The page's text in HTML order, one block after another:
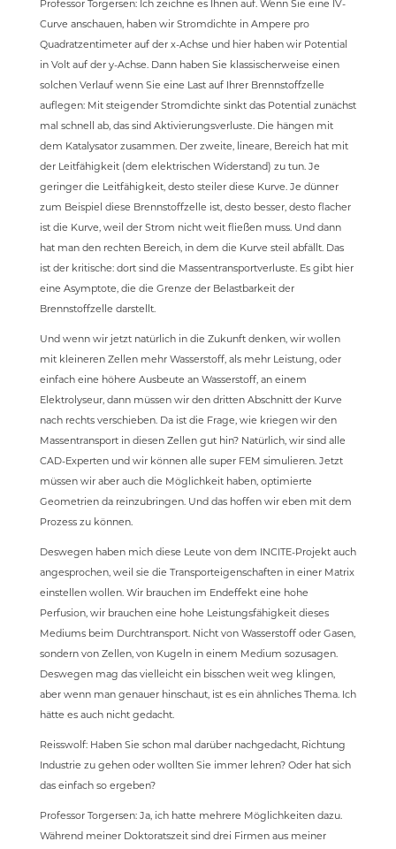
Professor Torgersen: Ich zeichne es Ihnen auf. Wenn Sie eine IV-
Curve anschauen, haben wir Stromdichte in Ampere pro
Quadratzentimeter auf der x-Achse und hier haben wir Potential
in Volt auf der y-Achse. Dann haben Sie klassischerweise einen
solchen Verlauf wenn Sie eine Last auf Ihrer Brennstoffzelle
auflegen: Mit steigender Stromdichte sinkt das Potential zunächst
mal schnell ab, das sind Aktivierungsverluste. Die hängen mit
dem Katalysator zusammen. Der zweite, lineare, Bereich hat mit
der Leitfähigkeit (dem elektrischen Widerstand) zu tun. Je
geringer die Leitfähigkeit, desto steiler diese Kurve. Je dünner
zum Beispiel diese Brennstoffzelle ist, desto besser, desto flacher
ist die Kurve, weil der Strom nicht weit fließen muss. Und dann
hat man den rechten Bereich, in dem die Kurve steil abfällt. Das
ist der kritische: dort sind die Massentransportverluste. Es gibt hier
eine Asymptote, die die Grenze der Belastbarkeit der
Brennstoffzelle darstellt.
Und wenn wir jetzt natürlich in die Zukunft denken, wir wollen
mit kleineren Zellen mehr Wasserstoff, als mehr Leistung, oder
einfach eine höhere Ausbeute an Wasserstoff, an einem
Elektrolyseur, dann müssen wir den dritten Abschnitt der Kurve
nach rechts verschieben. Da ist die Frage, wie kriegen wir den
Massentransport in diesen Zellen gut hin? Natürlich, wir sind alle
CAD-Experten und wir können alle super FEM simulieren. Jetzt
müssen wir aber auch die Möglichkeit haben, optimierte
Geometrien da reinzubringen. Und das hoffen wir eben mit dem
Prozess zu können.
Deswegen haben mich diese Leute von dem INCITE-Projekt auch
angesprochen, weil sie die Transporteigenschaften in einer Matrix
einstellen wollen. Wir brauchen im Endeffekt eine hohe
Perfusion, wir brauchen eine hohe Leistungsfähigkeit dieses
Mediums beim Durchtransport. Nicht von Wasserstoff oder Gasen,
sondern von Zellen, von Kugeln in einem Medium sozusagen.
Deswegen mag das vielleicht ein bisschen weit weg klingen,
aber wenn man genauer hinschaut, ist es ein ähnliches Thema. Ich
hätte es auch nicht gedacht.
Reisswolf: Haben Sie schon mal darüber nachgedacht, Richtung
Industrie zu gehen oder wollten Sie immer lehren? Oder hat sich
das einfach so ergeben?
Professor Torgersen: Ja, ich hatte mehrere Möglichkeiten dazu.
Während meiner Doktoratszeit sind drei Firmen aus meiner